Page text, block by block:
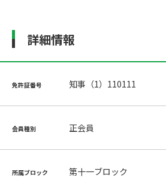
詳細情報
免許証番号 知事（1）110111
会員種別 正会員
所属ブロック 第十一ブロック